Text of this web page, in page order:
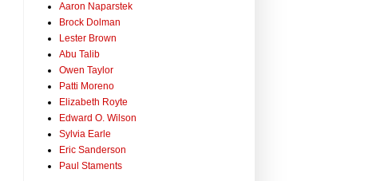
Aaron Naparstek
Brock Dolman
Lester Brown
Abu Talib
Owen Taylor
Patti Moreno
Elizabeth Royte
Edward O. Wilson
Sylvia Earle
Eric Sanderson
Paul Staments